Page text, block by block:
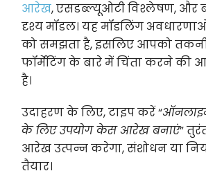
आरेख, एसडब्ल्यूओटी विश्लेषण, और
दृश्य मॉडल। यह मॉडलिंग
को समझता है, इसलिए आपको
फॉर्मेटिंग के बारे में चिंता करने की
है।
उदाहरण के लिए, टाइप करें “
के लिए उपयोग केस आरेख बनाएं”
आरेख उत्पन्न करेगा, संशोधन या
तैयार।